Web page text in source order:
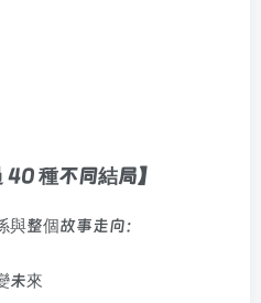
40 種不同結局】
整個故事走向：
未來